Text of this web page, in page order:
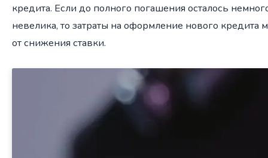
кредита. Если до полного погашения осталось
невелика, то затраты на оформление нового кредита
от снижения ставки.